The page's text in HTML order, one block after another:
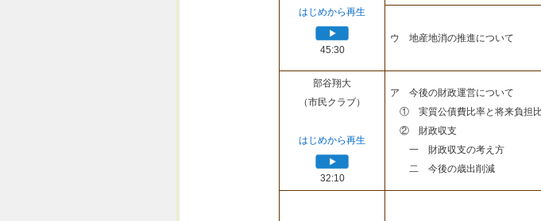
はじめから再生
45:30
ウ 地産地消の推進について
部谷翔大
（市民クラブ）
はじめから再生
32:10
ア 今後の財政運営について
① 実質公債費比率と将来負担
② 財政収支
一 財政収支の考え方
二 今後の歳出削減